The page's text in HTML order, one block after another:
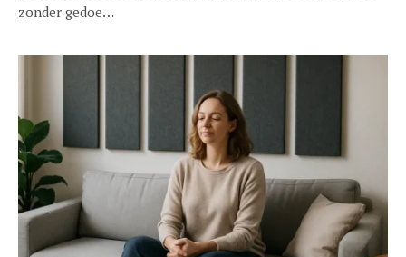
zonder gedoe…